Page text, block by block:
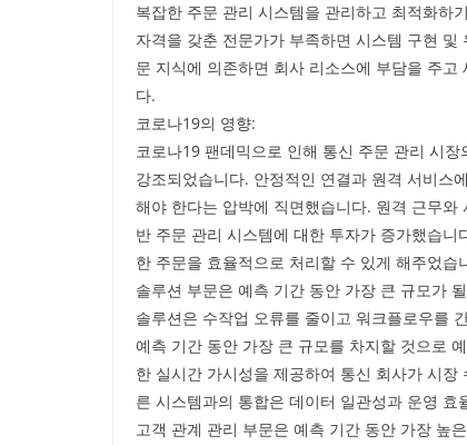
복잡한 주문 관리 시스템을 관리하고 최적화하
자격을 갖춘 전문가가 부족하면 시스템 구현
문 지식에 의존하면 회사 리소스에 부담을 주
다.
코로나19의 영향:
코로나19 팬데믹으로 인해 통신 주문 관리 시
강조되었습니다. 안정적인 연결과 원격 서비스
해야 한다는 압박에 직면했습니다. 원격 근무
반 주문 관리 시스템에 대한 투자가 증가했습
한 주문을 효율적으로 처리할 수 있게 해주었습
솔루션 부문은 예측 기간 동안 가장 큰 규모가
솔루션은 수작업 오류를 줄이고 워크플로우를
예측 기간 동안 가장 큰 규모를 차지할 것으로
한 실시간 가시성을 제공하여 통신 회사가 시
른 시스템과의 통합은 데이터 일관성과 운영 효
고객 관계 관리 부문은 예측 기간 동안 가장 높